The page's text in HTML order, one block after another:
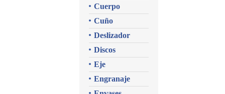
Cuerpo
Cuño
Deslizador
Discos
Eje
Engranaje